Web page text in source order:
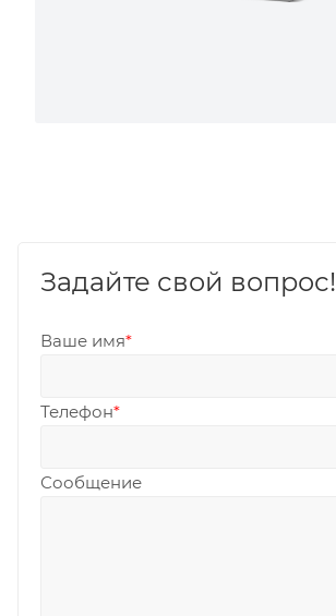
Задайте свой вопрос!
Ваше имя*
Телефон*
Сообщение